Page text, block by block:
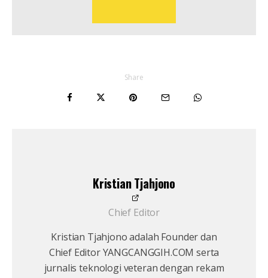
Share
Kristian Tjahjono
Chief Editor
Kristian Tjahjono adalah Founder dan
Chief Editor YANGCANGGIH.COM serta
jurnalis teknologi veteran dengan rekam